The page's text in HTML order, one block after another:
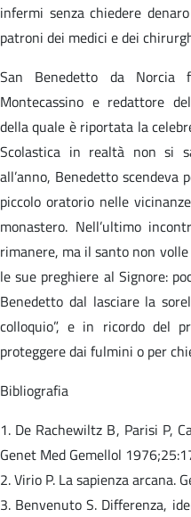
infermi senza chiedere
patroni dei medici e dei
San Benedetto da Norcia
Montecassino e redattore
della quale è riportata la
Scolastica in realtà non si
all’anno, Benedetto
piccolo oratorio nelle
monastero. Nell’ultimo
rimanere, ma il santo non
le sue preghiere al Signore:
Benedetto dal lasciare la
colloquio”, e in ricordo del
proteggere dai fulmini o per
Bibliografia
1. De Rachewiltz B, Parisi P,
Genet Med Gemellol
2. Virio P. La sapienza arcana.
3. Benvenuto S. Differenza,